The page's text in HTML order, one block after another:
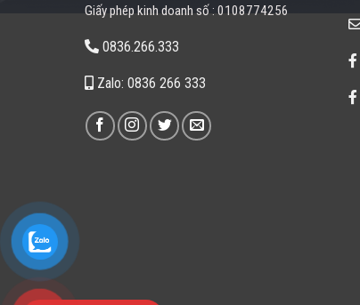
Giấy phép kinh doanh số : 0108774256
0836.266.333
Zalo: 0836 266 333